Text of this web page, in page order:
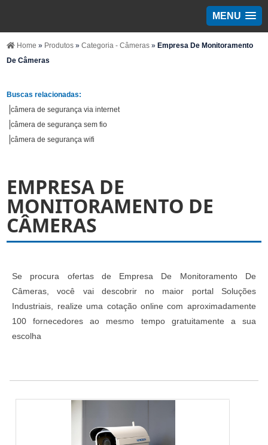
MENU
Home » Produtos»Categoria - Câmeras» Empresa De Monitoramento
De Câmeras
Buscas relacionadas:
câmera de segurança via internet
câmera de segurança sem fio
câmera de segurança wifi
EMPRESA DE
MONITORAMENTO DE
CÂMERAS
Se procura ofertas de Empresa De Monitoramento De
Câmeras, você vai descobrir no maior portal Soluções
Industriais, realize uma cotação online com aproximadamente
100 fornecedores ao mesmo tempo gratuitamente a sua
escolha